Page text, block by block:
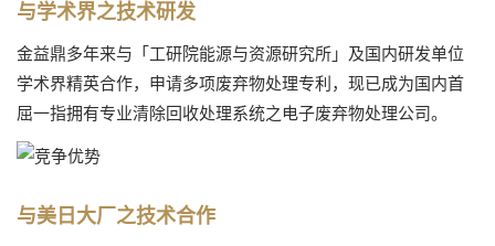
与学术界之技术研发
金益鼎多年来与「工研院能源与资源研究所」及国内研发单位
学术界精英合作，申请多项废弃物处理专利，现已成为国内首
屈一指拥有专业清除回收处理系统之电子废弃物处理公司。
与美日大厂之技术合作